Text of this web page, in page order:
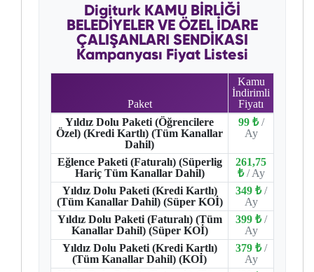
Digiturk KAMU BİRLİĞİ
BELEDİYELER VE ÖZEL İDARE
ÇALIŞANLARI SENDİKASI
Kampanyası Fiyat Listesi
Paket
Kamu
İndirimli
Fiyatı
Yıldız Dolu Paketi (Öğrencilere
Özel) (Kredi Kartlı) (Tüm Kanallar
Dahil)
99 ₺ /
Ay
Eğlence Paketi (Faturalı) (Süperlig
Hariç Tüm Kanallar Dahil)
261,75
₺ / Ay
Yıldız Dolu Paketi (Kredi Kartlı)
(Tüm Kanallar Dahil) (Süper KOİ)
349 ₺ /
Ay
Yıldız Dolu Paketi (Faturalı) (Tüm
Kanallar Dahil) (Süper KOİ)
399 ₺ /
Ay
Yıldız Dolu Paketi (Kredi Kartlı)
(Tüm Kanallar Dahil) (KOİ)
379 ₺ /
Ay